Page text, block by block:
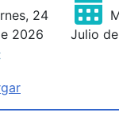
24
2026
Julio